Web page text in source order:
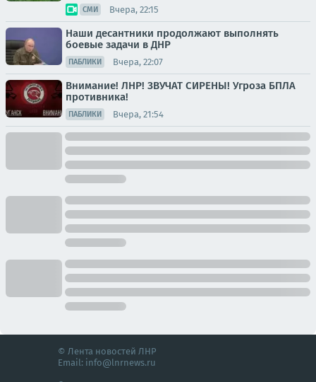
СМИ Вчера, 22:15
Наши десантники продолжают выполнять
боевые задачи в ДНР
ПАБЛИКИ Вчера, 22:07
Внимание! ЛНР! ЗВУЧАТ СИРЕНЫ! Угроза БПЛА
противника!
ПАБЛИКИ Вчера, 21:54
© Лента новостей ЛНР
Email: info@lnrnews.ru